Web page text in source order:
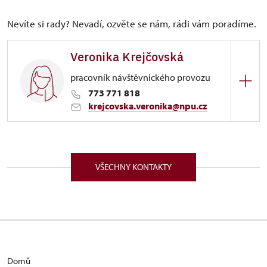
Nevíte si rady? Nevadí, ozvěte se nám, rádi vám poradíme.
Veronika Krejčovská
pracovník návštěvnického provozu
773 771 818
krejcovska.veronika@npu.cz
Zámek 1282/, Náchod 54701
VŠECHNY KONTAKTY
Domů